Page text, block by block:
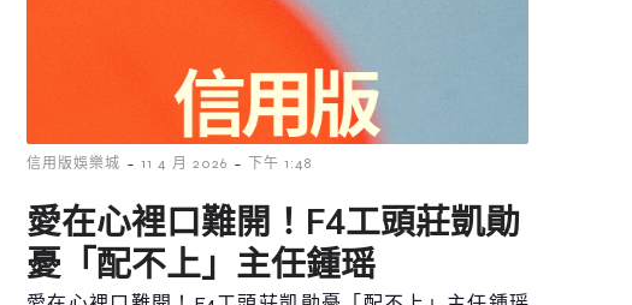
信用版娛樂城 - 11 4 月 2026 - 下午 1:48
愛在心裡口難開！F4工頭莊凱勛
憂「配不上」主任鍾瑶